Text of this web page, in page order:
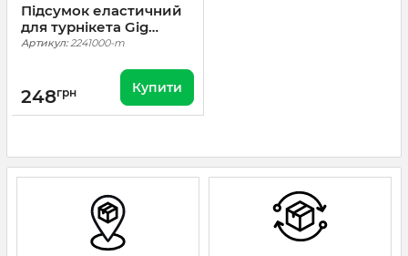
Підсумок еластичний
для турнікета Gig
Military Elastic TP.
Артикул:2241000-m
248грн Купити